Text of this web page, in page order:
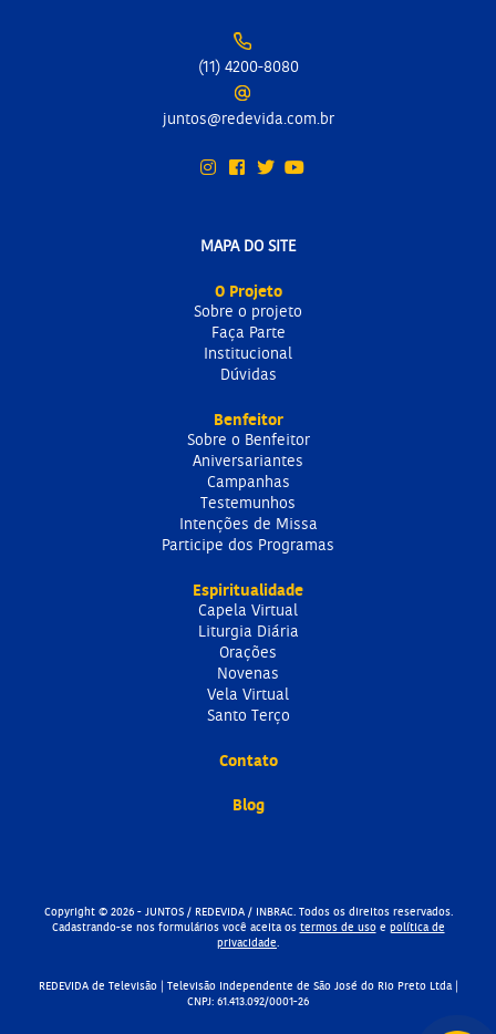
(11) 4200-8080
juntos@redevida.com.br
MAPA DO SITE
O Projeto
Sobre o projeto
Faça Parte
Institucional
Dúvidas
Benfeitor
Sobre o Benfeitor
Aniversariantes
Campanhas
Testemunhos
Intenções de Missa
Participe dos Programas
Espiritualidade
Capela Virtual
Liturgia Diária
Orações
Novenas
Vela Virtual
Santo Terço
Contato
Blog
Copyright © 2026 - JUNTOS / REDEVIDA / INBRAC. Todos os direitos reservados.
Cadastrando-se nos formulários você aceita ostermos de usoe política de
privacidade.
REDEVIDA de Televisão | Televisão Independente de São José do Rio Preto Ltda |
CNPJ: 61.413.092/0001-26